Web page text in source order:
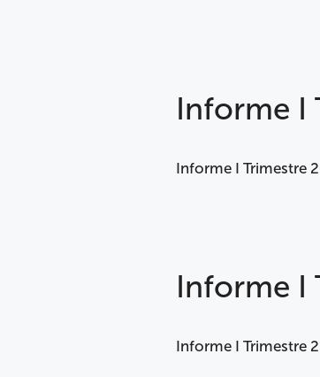
Informe I
Informe I Trimestre
Informe I
Informe I Trimestre